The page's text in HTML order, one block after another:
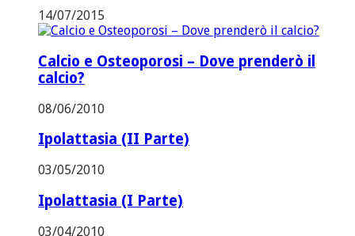
14/07/2015
Calcio e Osteoporosi – Dove prenderò il
calcio?
08/06/2010
Ipolattasia (II Parte)
03/05/2010
Ipolattasia (I Parte)
03/04/2010